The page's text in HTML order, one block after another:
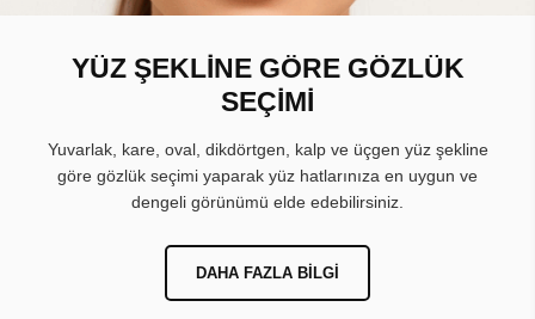
YÜZ ŞEKLİNE GÖRE GÖZLÜK
SEÇİMİ
Yuvarlak, kare, oval, dikdörtgen, kalp ve üçgen yüz şekline
göre gözlük seçimi yaparak yüz hatlarınıza en uygun ve
dengeli görünümü elde edebilirsiniz.
DAHA FAZLA BILGI